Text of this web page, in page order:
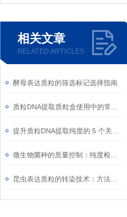
相关文章
RELATED ARTICLES
酵母表达质粒的筛选标记选择指南